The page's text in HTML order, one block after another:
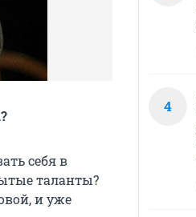
себя в
таланты?
и уже
4